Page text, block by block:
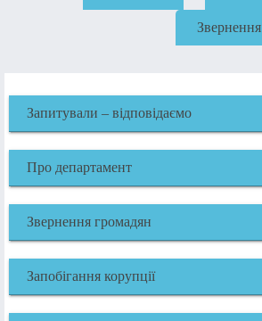
Звернення
Запитували – відповідаємо
Про департамент
Звернення громадян
Запобігання корупції